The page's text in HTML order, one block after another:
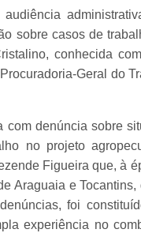
sobre casos de
conhecida
Geral do
com denúncia sobre
no projeto
Figueira que, à
Araguaia e Tocantins,
foi
experiência no